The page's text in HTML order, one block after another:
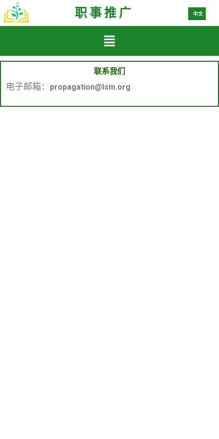
职事推广 中文
한국어
联系我们
电子邮箱： propagation@lsm.org